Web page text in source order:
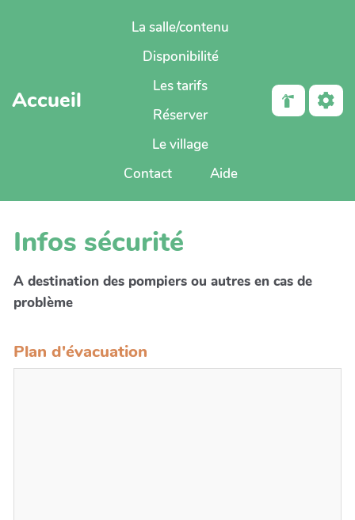
Aller au contenu principal
Accueil
La salle/contenu
Disponibilité
Les tarifs
Réserver
Le village
Contact
Aide
Infos sécurité
A destination des pompiers ou autres en cas de
problème
Plan d'évacuation